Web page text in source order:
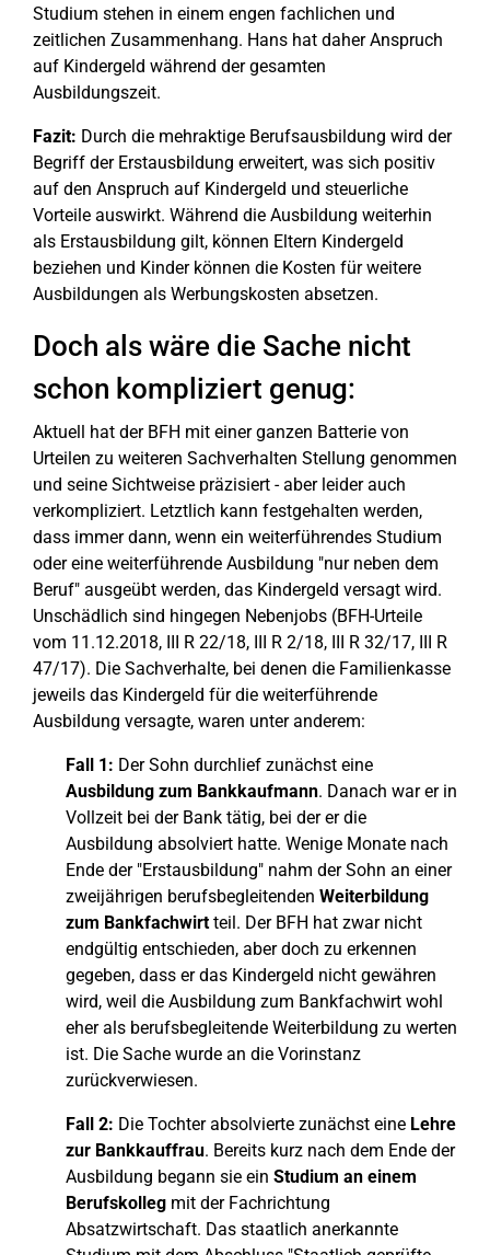
Studium stehen in einem engen fachlichen und
zeitlichen Zusammenhang. Hans hat daher Anspruch
auf Kindergeld während der gesamten
Ausbildungszeit.
Fazit: Durch die mehraktige Berufsausbildung wird der
Begriff der Erstausbildung erweitert, was sich positiv
auf den Anspruch auf Kindergeld und steuerliche
Vorteile auswirkt. Während die Ausbildung weiterhin
als Erstausbildung gilt, können Eltern Kindergeld
beziehen und Kinder können die Kosten für weitere
Ausbildungen als Werbungskosten absetzen.
Doch als wäre die Sache nicht
schon kompliziert genug:
Aktuell hat der BFH mit einer ganzen Batterie von
Urteilen zu weiteren Sachverhalten Stellung genommen
und seine Sichtweise präzisiert - aber leider auch
verkompliziert. Letztlich kann festgehalten werden,
dass immer dann, wenn ein weiterführendes Studium
oder eine weiterführende Ausbildung "nur neben dem
Beruf" ausgeübt werden, das Kindergeld versagt wird.
Unschädlich sind hingegen Nebenjobs (BFH-Urteile
vom 11.12.2018, III R 22/18, III R 2/18, III R 32/17, III R
47/17). Die Sachverhalte, bei denen die Familienkasse
jeweils das Kindergeld für die weiterführende
Ausbildung versagte, waren unter anderem:
Fall 1: Der Sohn durchlief zunächst eine
Ausbildung zum Bankkaufmann. Danach war er in
Vollzeit bei der Bank tätig, bei der er die
Ausbildung absolviert hatte. Wenige Monate nach
Ende der "Erstausbildung" nahm der Sohn an einer
zweijährigen berufsbegleitenden Weiterbildung
zum Bankfachwirtteil. Der BFH hat zwar nicht
endgültig entschieden, aber doch zu erkennen
gegeben, dass er das Kindergeld nicht gewähren
wird, weil die Ausbildung zum Bankfachwirt wohl
eher als berufsbegleitende Weiterbildung zu werten
ist. Die Sache wurde an die Vorinstanz
zurückverwiesen.
Fall 2: Die Tochter absolvierte zunächst eine Lehre
zur Bankkauffrau. Bereits kurz nach dem Ende der
Ausbildung begann sie ein Studium an einem
Berufskolleg mit der Fachrichtung
Absatzwirtschaft. Das staatlich anerkannte